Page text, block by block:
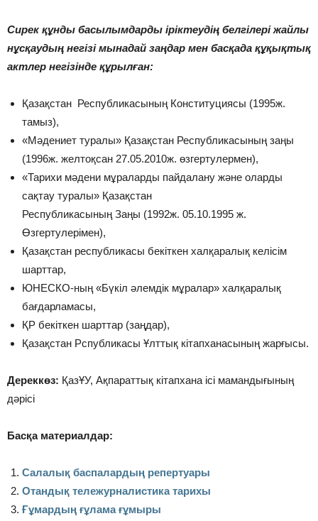
Сирек құнды басылымдарды іріктеудің белгілері жайлы
нұсқаудың негізі мынадай заңдар мен басқада құқықтық
актлер негізінде құрылған:
Қазақстан Республикасының Конституциясы (1995ж.
тамыз),
«Мәдениет туралы» Қазақстан Республикасының заңы
(1996ж. желтоқсан 27.05.2010ж. өзгертулермен),
«Тарихи мәдени мұраларды пайдалану және оларды
сақтау туралы» Қазақстан
Республикасының Заңы (1992ж. 05.10.1995 ж.
Өзгертулерімен),
Қазақстан республикасы бекіткен халқаралық келісім
шарттар,
ЮНЕСКО-ның «Бүкіл әлемдік мұралар» халқаралық
бағдарламасы,
ҚР бекіткен шарттар (заңдар),
Қазақстан Рспубликасы Ұлттық кітапханасының жарғысы.
Дереккөз: ҚазҰУ, Ақпараттық кітапхана ісі мамандығының
дәрісі
Басқа материалдар:
Салалық баспалардың репертуары
Отандық тележурналистика тарихы
Ғұмардың ғұлама ғұмыры